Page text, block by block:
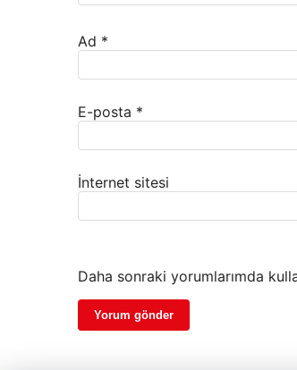
Ad *
E-posta *
İnternet sitesi
Daha sonraki yorumlarımda